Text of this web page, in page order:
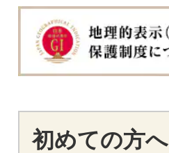
初めての方へ